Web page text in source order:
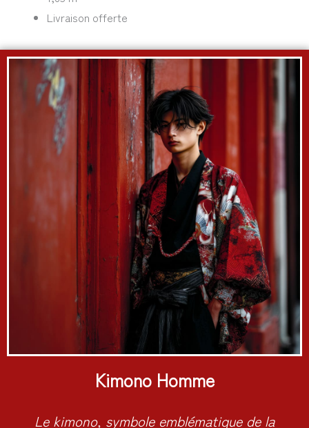
Livraison offerte
Kimono Homme
Le kimono, symbole emblématique de la